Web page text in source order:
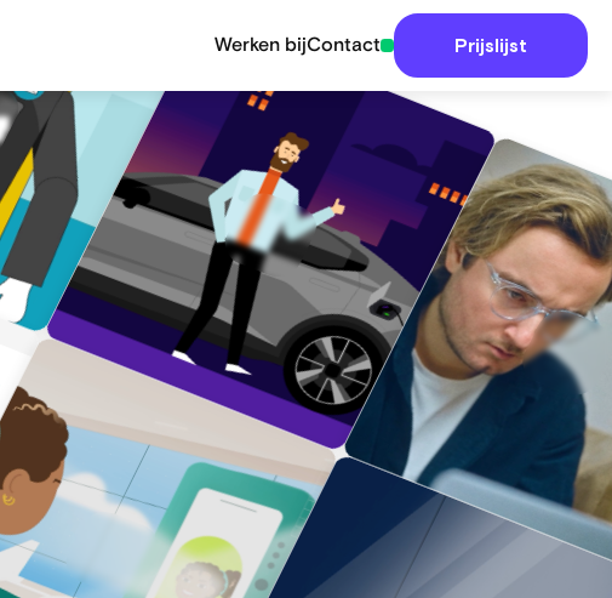
Werken bijContact Prijslijst